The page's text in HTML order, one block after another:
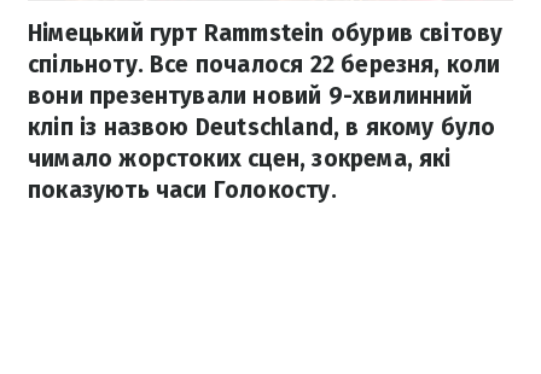
Німецький гурт Rammstein обурив світову
спільноту. Все почалося 22 березня, коли
вони презентували новий 9-хвилинний
кліп із назвою Deutschland, в якому було
чимало жорстоких сцен, зокрема, які
показують часи Голокосту.